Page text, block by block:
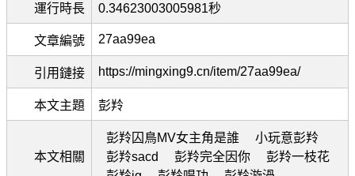
運行時長 0.34623003005981秒
文章編號 27aa99ea
引用鏈接 https://mingxing9.cn/item/27aa99ea/
本文主題 彭羚
本文相關
彭羚囚鳥MV女主角是誰
小玩意彭羚
彭羚sacd
彭羚完全因你
彭羚一枝花